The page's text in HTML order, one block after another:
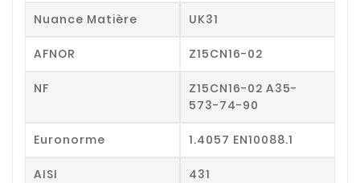
Nuance Matière UK31
AFNOR Z15CN16-02
NF
Z15CN16-02 A35-
573-74-90
Euronorme 1.4057 EN10088.1
AISI 431